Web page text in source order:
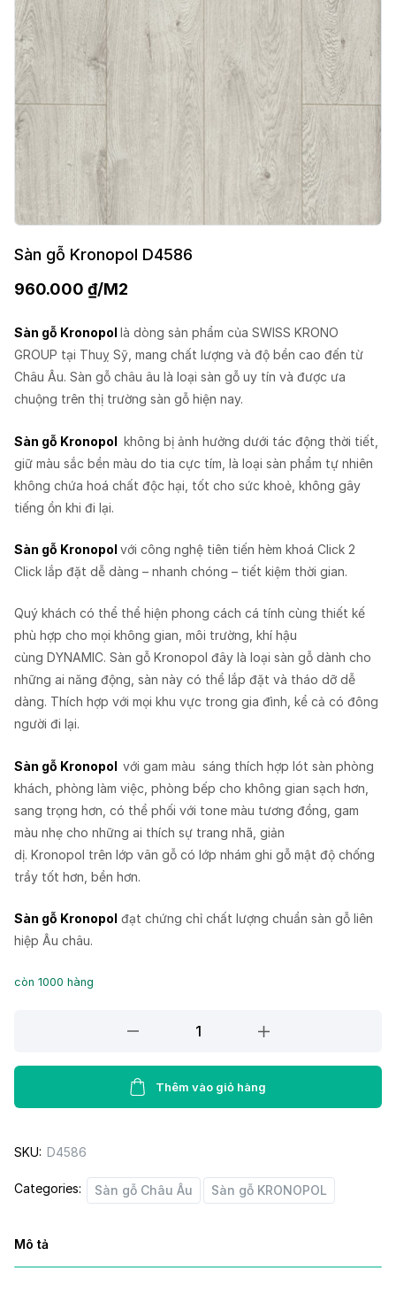
Sàn gỗ Kronopol D4586
960.000 ₫/M2
Sàn gỗ Kronopol là dòng sản phẩm của SWISS KRONO
GROUP tại Thuỵ Sỹ, mang chất lượng và độ bền cao đến từ
Châu Âu. Sàn gỗ châu âu là loại sàn gỗ uy tín và được ưa
chuộng trên thị trường sàn gỗ hiện nay.
Sàn gỗ Kronopol không bị ảnh hưởng dưới tác động thời tiết,
giữ màu sắc bền màu do tia cực tím, là loại sàn phẩm tự nhiên
không chứa hoá chất độc hại, tốt cho sức khoẻ, không gây
tiếng ồn khi đi lại.
Sàn gỗ Kronopol với công nghệ tiên tiến hèm khoá Click 2
Click lắp đặt dễ dàng – nhanh chóng – tiết kiệm thời gian.
Quý khách có thể thể hiện phong cách cá tính cùng thiết kế
phù hợp cho mọi không gian, môi trường, khí hậu
cùng DYNAMIC. Sàn gỗ Kronopol đây là loại sàn gỗ dành cho
những ai năng động, sàn này có thể lắp đặt và tháo dỡ dễ
dàng. Thích hợp với mọi khu vực trong gia đình, kể cả có đông
người đi lại.
Sàn gỗ Kronopol với gam màu sáng thích hợp lót sàn phòng
khách, phòng làm việc, phòng bếp cho không gian sạch hơn,
sang trọng hơn, có thể phối với tone màu tương đồng, gam
màu nhẹ cho những ai thích sự trang nhã, giản
dị. Kronopol trên lớp vân gỗ có lớp nhám ghi gỗ mật độ chống
trầy tốt hơn, bền hơn.
Sàn gỗ Kronopol đạt chứng chỉ chất lượng chuẩn sàn gỗ liên
hiệp Âu châu.
còn 1000 hàng
Kronopol
quantity
Thêm vào giỏ hàng
SKU: D4586
Categories: Sàn gỗ Châu Âu Sàn gỗ KRONOPOL
Mô tả